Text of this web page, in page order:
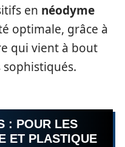
en néodyme
optimale, grâce à
qui vient à bout
sophistiqués.
: POUR LES
ET PLASTIQUE